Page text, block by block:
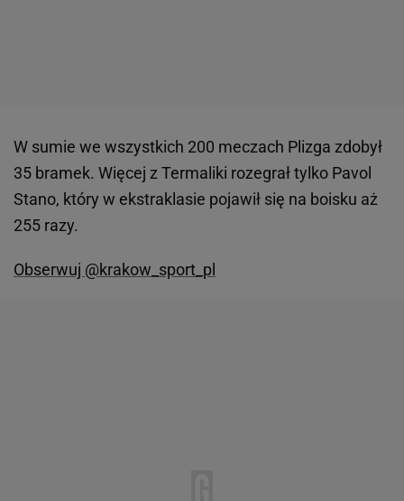
W sumie we wszystkich 200 meczach Plizga zdobył
35 bramek. Więcej z Termaliki rozegrał tylko Pavol
Stano, który w ekstraklasie pojawił się na boisku aż
255 razy.
Obserwuj @krakow_sport_pl